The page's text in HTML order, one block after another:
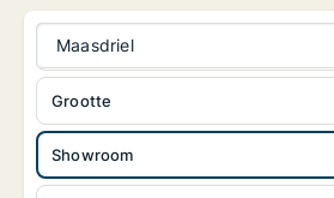
Maasdriel
Showroom
Grootte